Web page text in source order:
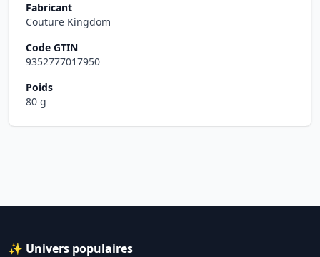
Fabricant
Couture Kingdom
Code GTIN
9352777017950
Poids
80 g
✨ Univers populaires